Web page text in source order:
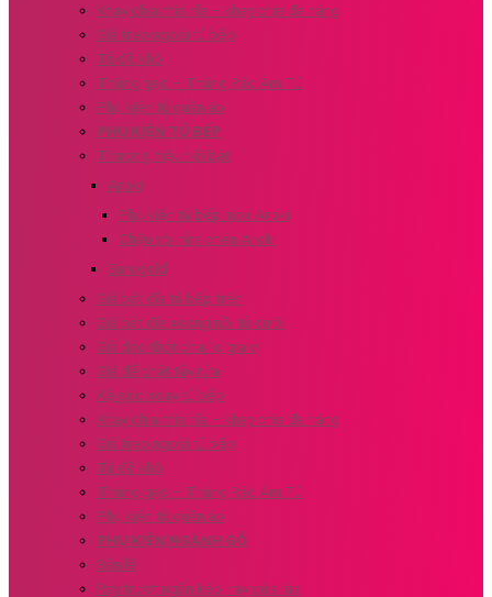
Khay chia thìa nĩa – khay chia đa năng
Giá treo ngoài tủ bếp
Tủ đồ khô
Thùng gạo – Thùng Rác Âm Tủ
Phụ kiện tủ quần áo
PHỤ KIỆN TỦ BẾP
Thương hiệu nổi bật
Aroki
Phụ kiện tủ bếp Inox Aroki
Chậu vòi rửa chén Aroki
Eurogold
Giá bát đĩa tủ bếp trên
Giá bát đĩa xoong nồi tủ dưới
Giá dao thớt chai lọ gia vị
Giá để chất tẩy rửa
Kệ góc xoay tủ bếp
Khay chia thìa nĩa – khay chia đa năng
Giá treo ngoài tủ bếp
Tủ đồ khô
Thùng gạo – Thùng Rác Âm Tủ
Phụ kiện tủ quần áo
PHỤ KIỆN NGÀNH GỖ
Bản lề
Ray trượt ngăn kéo, ray cửa lùa